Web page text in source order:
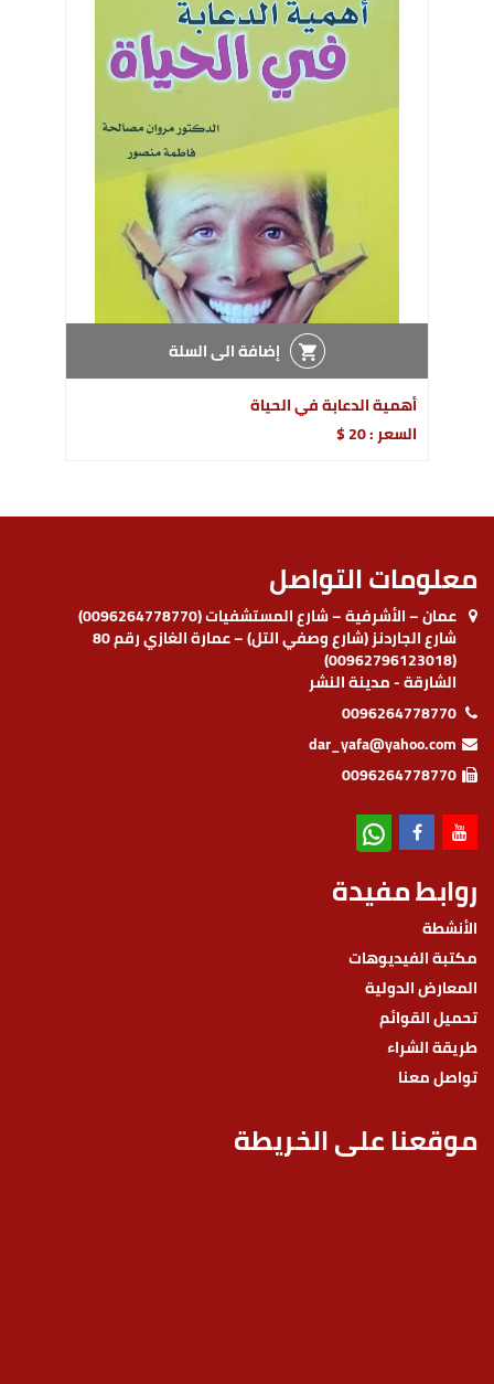
إضافة الى السلة
أهمية الدعابة في الحياة
السعر : 20 $
معلومات التواصل
عمان – الأشرفية – شارع المستشفيات (0096264778770)
شارع الجاردنز (شارع وصفي التل) – عمارة الغازي رقم 80
(00962796123018)
الشارقة - مدينة النشر
0096264778770
dar_yafa@yahoo.com
0096264778770
روابط مفيدة
الأنشطة
مكتبة الفيديوهات
المعارض الدولية
تحميل القوائم
طريقة الشراء
تواصل معنا
موقعنا على الخريطة